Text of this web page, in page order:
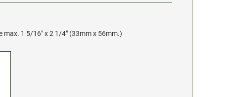
max. 1 5/16" x 2 1/4" (33mm x 56mm.)